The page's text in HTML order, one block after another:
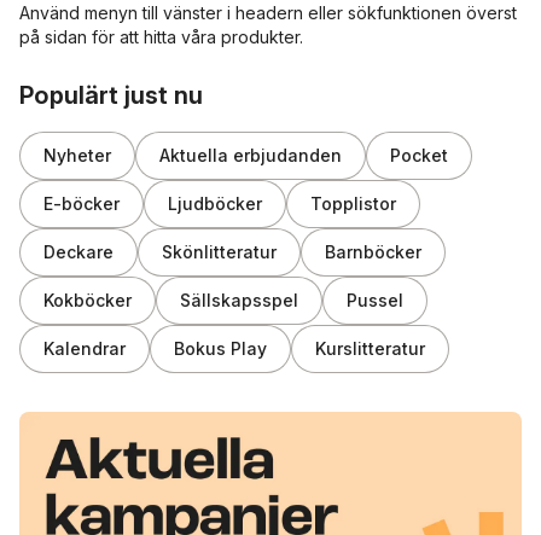
Använd menyn till vänster i headern eller sökfunktionen överst
på sidan för att hitta våra produkter.
Populärt just nu
Nyheter Aktuella erbjudanden Pocket
E-böcker Ljudböcker Topplistor
Deckare Skönlitteratur Barnböcker
Kokböcker Sällskapsspel Pussel
Kalendrar Bokus Play Kurslitteratur